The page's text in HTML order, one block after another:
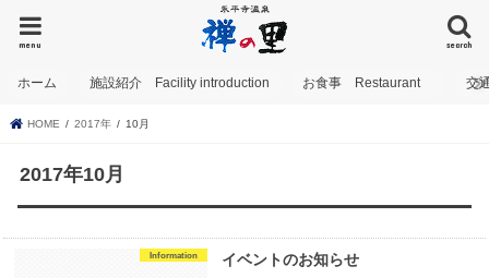
search
menu
ホーム 施設紹介 Facility introduction お食事 Restaurant 交
HOME 2017年 10月
2017年10月
Information イベントのお知らせ